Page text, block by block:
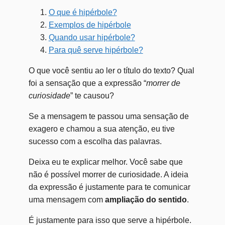
O que é hipérbole?
Exemplos de hipérbole
Quando usar hipérbole?
Para quê serve hipérbole?
O que você sentiu ao ler o título do texto? Qual
foi a sensação que a expressão “morrer de
curiosidade” te causou?
Se a mensagem te passou uma sensação de
exagero e chamou a sua atenção, eu tive
sucesso com a escolha das palavras.
Deixa eu te explicar melhor. Você sabe que
não é possível morrer de curiosidade. A ideia
da expressão é justamente para te comunicar
uma mensagem com ampliação do sentido.
É justamente para isso que serve a hipérbole.